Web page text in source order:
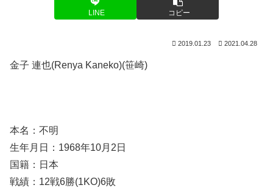
LINE コピー
2019.01.23 2021.04.28
金子 連也(Renya Kaneko)(笹崎)
本名：不明
生年月日：1968年10月2日
国籍：日本
戦績：12戦6勝(1KO)6敗